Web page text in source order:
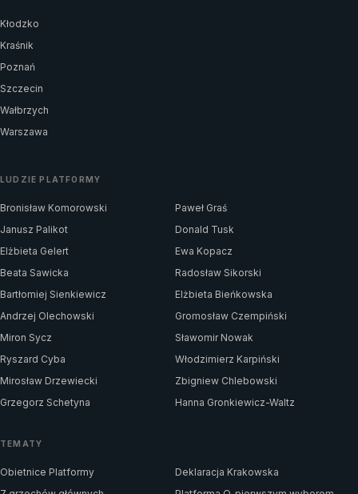
Kłodzko
Kraśnik
Poznań
Szczecin
Wałbrzych
Warszawa
LUDZIE PLATFORMY
Bronisław Komorowski
Paweł Graś
Janusz Palikot
Donald Tusk
Elżbieta Gelert
Ewa Kopacz
Beata Sawicka
Radosław Sikorski
Bartłomiej Sienkiewicz
Elżbieta Bieńkowska
Andrzej Olechowski
Gromosław Czempiński
Miron Sycz
Sławomir Nowak
Ryszard Cyba
Włodzimierz Karpiński
Mirosław Drzewiecki
Zbigniew Chlebowski
Grzegorz Schetyna
Hanna Gronkiewicz-Waltz
TEMATY
Obietnice Platformy
Deklaracja Krakowska